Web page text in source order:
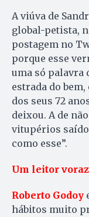
A viúva de
global-petista,
postagem no
porque esse
uma só palavra
estrada do
dos seus 72
deixou. A de
vitupérios
como esse”.
Um leitor voraz
Roberto Godoy
hábitos muito